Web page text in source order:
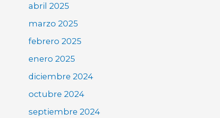
abril 2025
marzo 2025
febrero 2025
enero 2025
diciembre 2024
octubre 2024
septiembre 2024